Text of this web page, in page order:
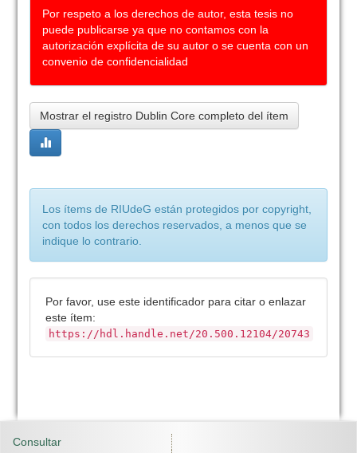
Por respeto a los derechos de autor, esta tesis no
puede publicarse ya que no contamos con la
autorización explícita de su autor o se cuenta con un
convenio de confidencialidad
Mostrar el registro Dublin Core completo del ítem
Los ítems de RIUdeG están protegidos por copyright,
con todos los derechos reservados, a menos que se
indique lo contrario.
Por favor, use este identificador para citar o enlazar
este ítem:
https://hdl.handle.net/20.500.12104/20743
Consultar